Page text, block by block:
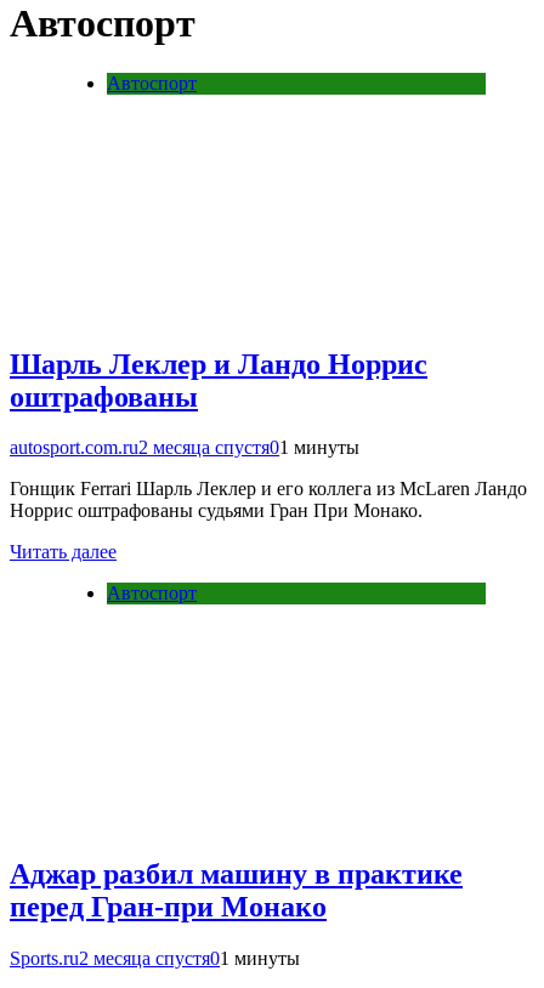
Автоспорт
Автоспорт
Шарль Леклер и Ландо Норрис
оштрафованы
autosport.com.ru2 месяца спустя01 минуты
Гонщик Ferrari Шарль Леклер и его коллега из McLaren Ландо
Норрис оштрафованы судьями Гран При Монако.
Читать далее
Автоспорт
Аджар разбил машину в практике
перед Гран-при Монако
Sports.ru2 месяца спустя01 минуты